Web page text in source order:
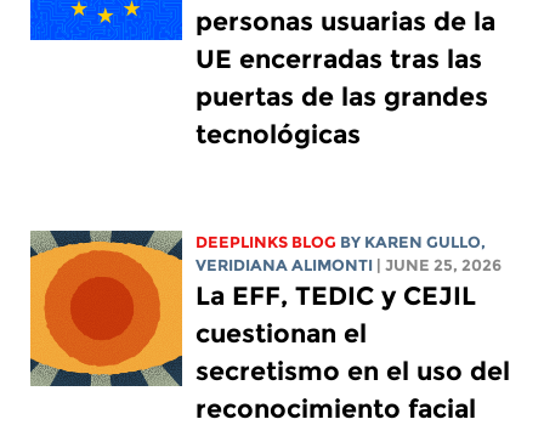
personas usuarias de la
UE encerradas tras las
puertas de las grandes
tecnológicas
DEEPLINKS BLOG BY KAREN GULLO,
VERIDIANA ALIMONTI
| JUNE 25, 2026
La EFF, TEDIC y CEJIL
cuestionan el
secretismo en el uso del
reconocimiento facial